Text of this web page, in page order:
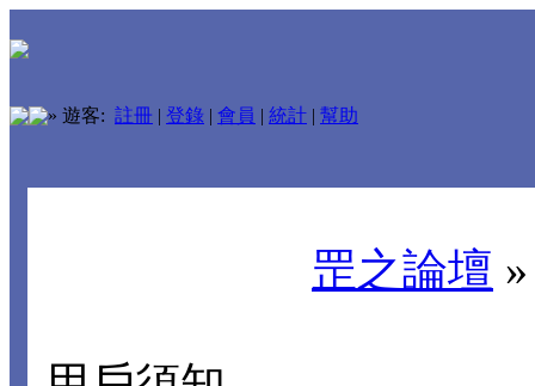
» 遊客: 註冊 | 登錄 | 會員 | 統計 | 幫助
罡之論壇